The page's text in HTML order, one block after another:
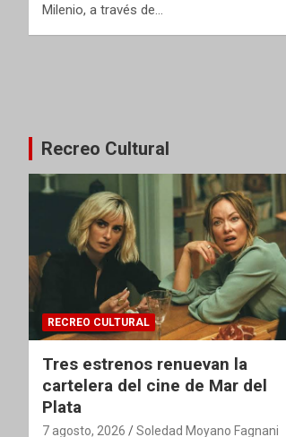
Milenio, a través de…
entradas
Recreo Cultural
RECREO CULTURAL
Tres estrenos renuevan la
cartelera del cine de Mar del
Plata
7 agosto, 2026 Soledad Moyano Fagnani